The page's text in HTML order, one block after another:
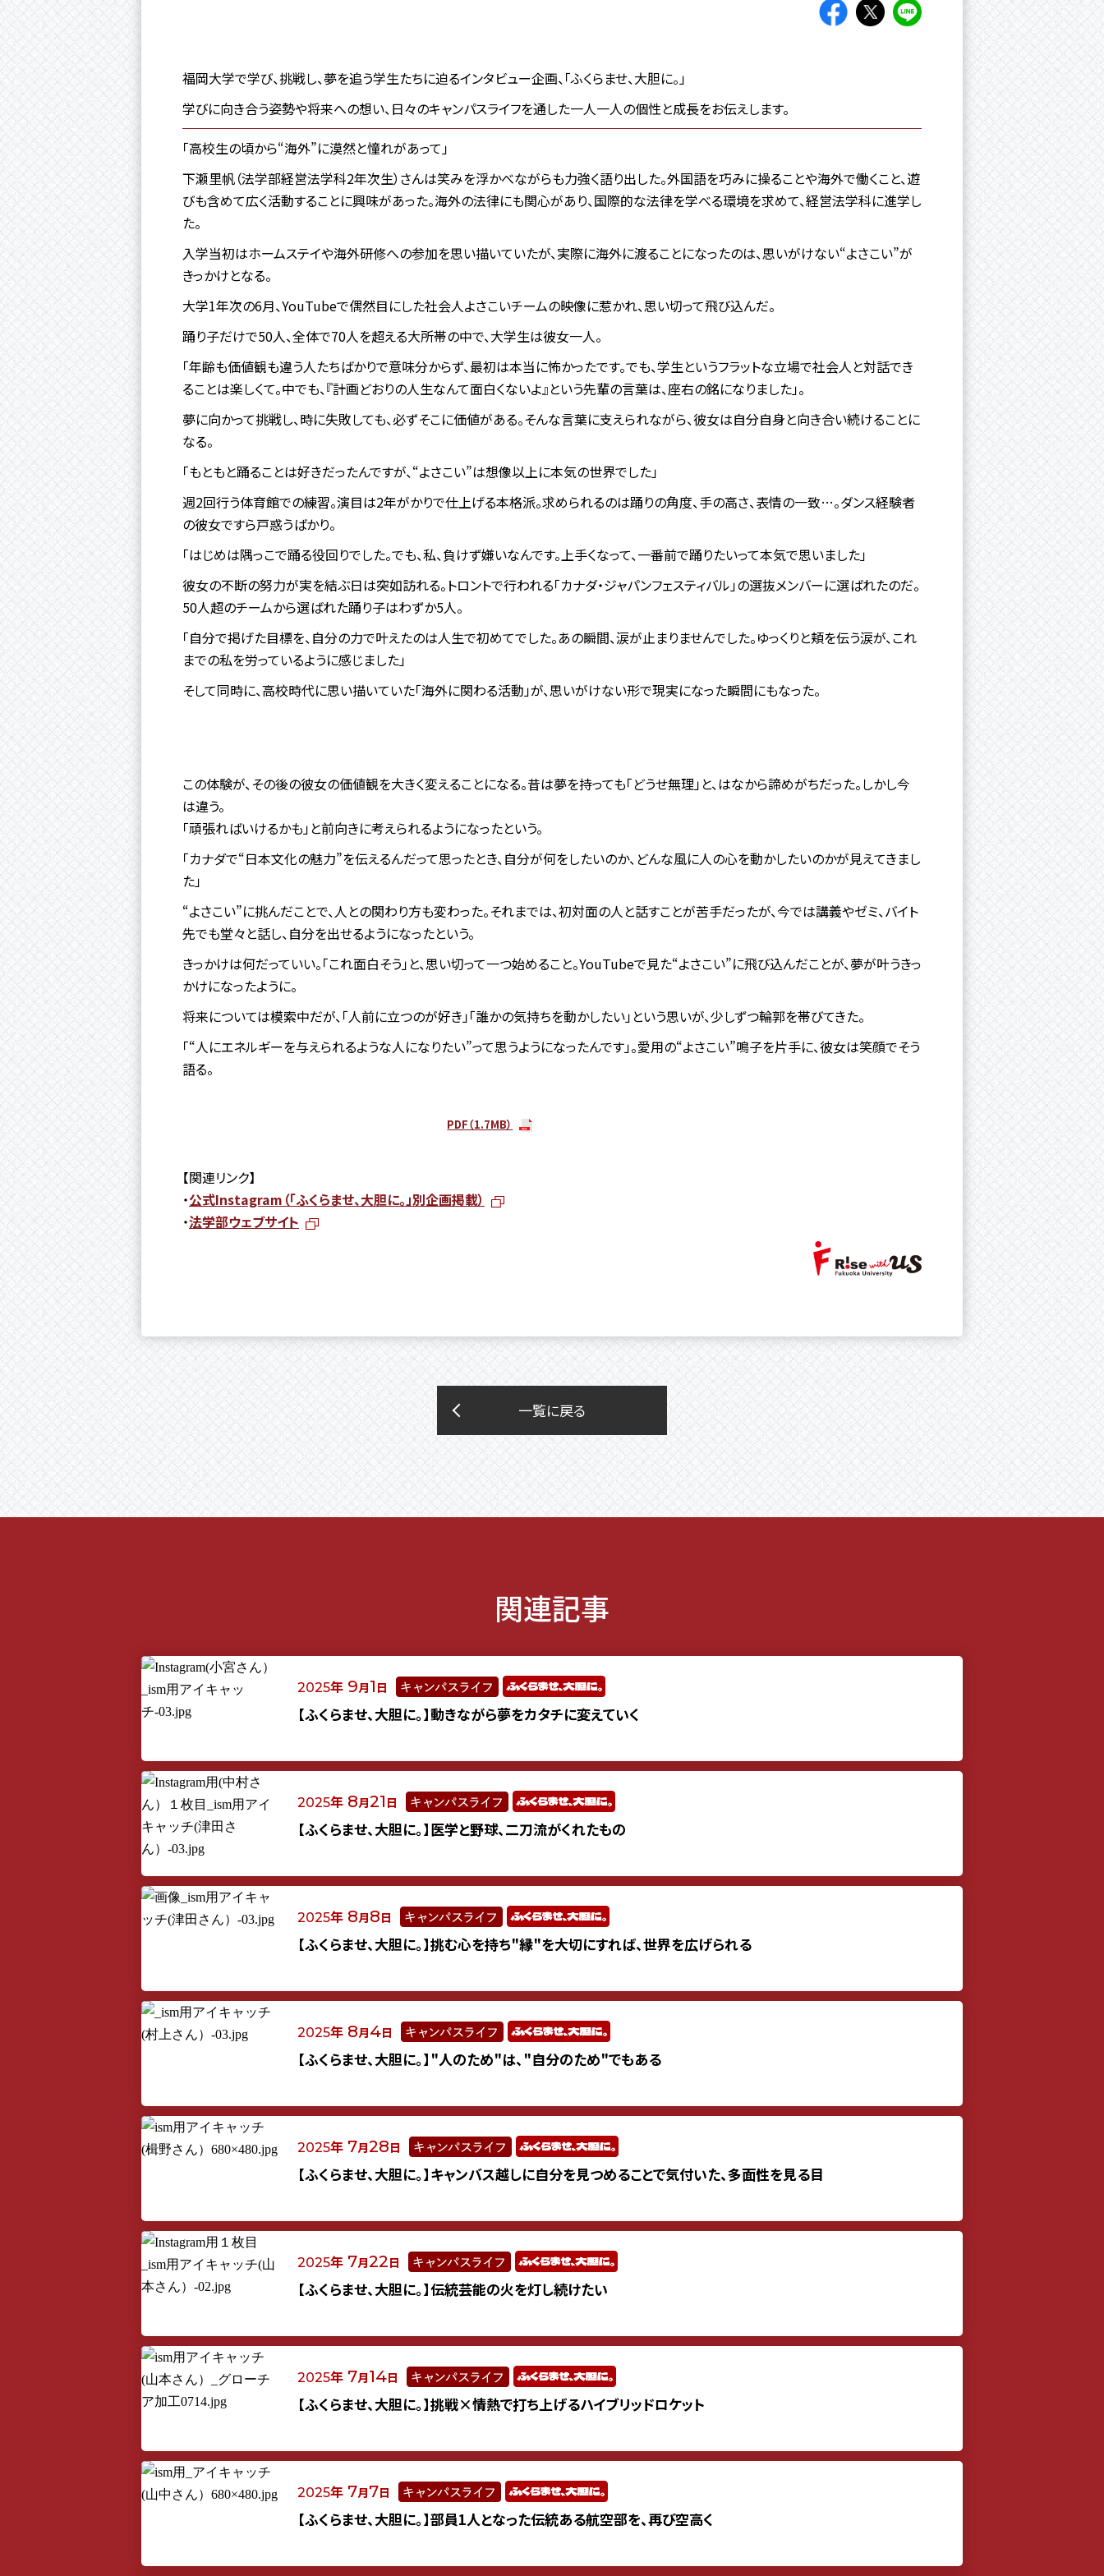
福岡大学で学び、挑戦し、夢を追う学生たちに迫るインタビュー企画、「ふくらませ、大胆に。」
学びに向き合う姿勢や将来への想い、日々のキャンパスライフを通した一人一人の個性と成長をお伝えします。
「高校生の頃から“海外”に漠然と憧れがあって」
下瀬里帆（法学部経営法学科2年次生）さんは笑みを浮かべながらも力強く語り出した。外国語を巧みに操ることや海外で働くこと、遊
びも含めて広く活動することに興味があった。海外の法律にも関心があり、国際的な法律を学べる環境を求めて、経営法学科に進学し
た。
入学当初はホームステイや海外研修への参加を思い描いていたが、実際に海外に渡ることになったのは、思いがけない“よさこい”が
きっかけとなる。
大学1年次の6月、YouTubeで偶然目にした社会人よさこいチームの映像に惹かれ、思い切って飛び込んだ。
踊り子だけで50人、全体で70人を超える大所帯の中で、大学生は彼女一人。
「年齢も価値観も違う人たちばかりで意味分からず、最初は本当に怖かったです。でも、学生というフラットな立場で社会人と対話でき
ることは楽しくて。中でも、『計画どおりの人生なんて面白くないよ』という先輩の言葉は、座右の銘になりました」。
夢に向かって挑戦し、時に失敗しても、必ずそこに価値がある。そんな言葉に支えられながら、彼女は自分自身と向き合い続けることに
なる。
「もともと踊ることは好きだったんですが、“よさこい”は想像以上に本気の世界でした」
週2回行う体育館での練習。演目は2年がかりで仕上げる本格派。求められるのは踊りの角度、手の高さ、表情の一致…。ダンス経験者
の彼女ですら戸惑うばかり。
「はじめは隅っこで踊る役回りでした。でも、私、負けず嫌いなんです。上手くなって、一番前で踊りたいって本気で思いました」
彼女の不断の努力が実を結ぶ日は突如訪れる。トロントで行われる「カナダ・ジャパンフェスティバル」の選抜メンバーに選ばれたのだ。
50人超のチームから選ばれた踊り子はわずか5人。
「自分で掲げた目標を、自分の力で叶えたのは人生で初めてでした。あの瞬間、涙が止まりませんでした。ゆっくりと頬を伝う涙が、これ
までの私を労っているように感じました」
そして同時に、高校時代に思い描いていた「海外に関わる活動」が、思いがけない形で現実になった瞬間にもなった。
この体験が、その後の彼女の価値観を大きく変えることになる。昔は夢を持っても「どうせ無理」と、はなから諦めがちだった。しかし今
は違う。
「頑張ればいけるかも」と前向きに考えられるようになったという。
「カナダで“日本文化の魅力”を伝えるんだって思ったとき、自分が何をしたいのか、どんな風に人の心を動かしたいのかが見えてきまし
た」
“よさこい”に挑んだことで、人との関わり方も変わった。それまでは、初対面の人と話すことが苦手だったが、今では講義やゼミ、バイト
先でも堂々と話し、自分を出せるようになったという。
きっかけは何だっていい。「これ面白そう」と、思い切って一つ始めること。YouTubeで見た“よさこい”に飛び込んだことが、夢が叶うきっ
かけになったように。
将来については模索中だが、「人前に立つのが好き」「誰かの気持ちを動かしたい」という思いが、少しずつ輪郭を帯びてきた。
「“人にエネルギーを与えられるような人になりたい”って思うようになったんです」。愛用の“よさこい”鳴子を片手に、彼女は笑顔でそう
語る。
PDF（1.7MB）
【関連リンク】
・公式Instagram（「ふくらませ、大胆に。」別企画掲載）
・法学部ウェブサイト
一覧に戻る
関連記事
2025年 9月1 日
【ふくらませ、大胆に。】動きながら夢をカタチに変えていく
2025年 8月21 日
【ふくらませ、大胆に。】医学と野球、二刀流がくれたもの
2025年 8月8日
【ふくらませ、大胆に。】挑む心を持ち"縁"を大切にすれば、世界を広げられる
2025年 8月4日
【ふくらませ、大胆に。】"人のため"は、"自分のため"でもある
2025年 7月28日
【ふくらませ、大胆に。】キャンバス越しに自分を見つめることで気付いた、多面性を見る目
2025年 7月22日
【ふくらませ、大胆に。】伝統芸能の火を灯し続けたい
2025年 7月14日
【ふくらませ、大胆に。】挑戦×情熱で打ち上げるハイブリッドロケット
2025年 7月7日
【ふくらませ、大胆に。】部員1人となった伝統ある航空部を、再び空高く